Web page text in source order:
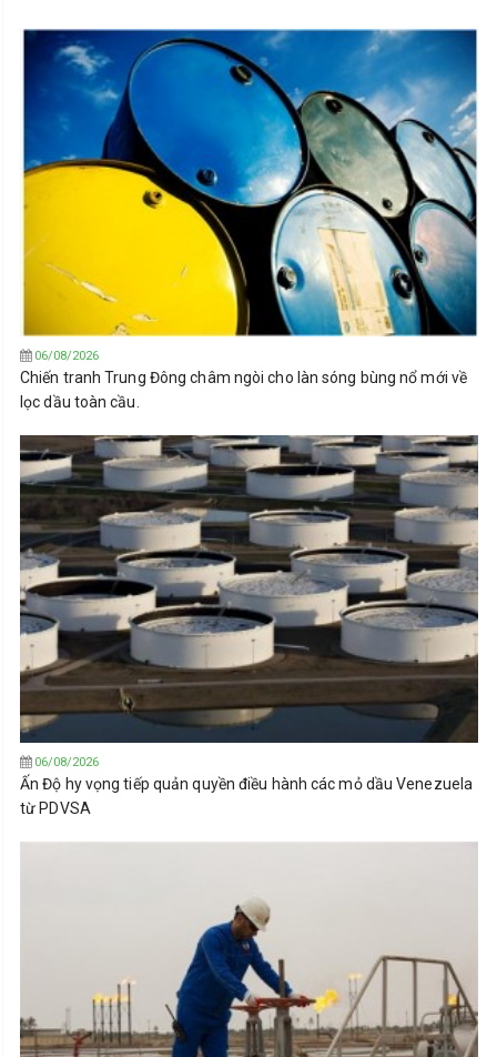
06/08/2026
Chiến tranh Trung Đông châm ngòi cho làn sóng bùng nổ mới về
lọc dầu toàn cầu.
06/08/2026
Ấn Độ hy vọng tiếp quản quyền điều hành các mỏ dầu Venezuela
từ PDVSA